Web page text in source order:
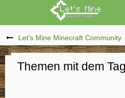
Let's Mine Minecraft Community
Themen mit dem